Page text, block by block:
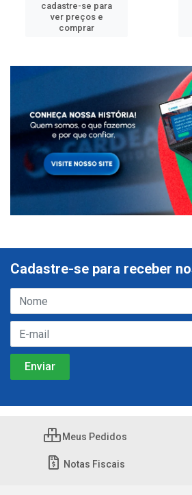
cadastre-se para
ver preços e
comprar
Cadastre-se para receber
Meus Pedidos
Notas Fiscais